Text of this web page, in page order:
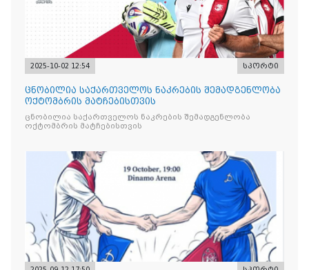
2025-10-02 12:54 სპორტი
ცნობილია საქართველოს ნაკრების შემადგენლობა
ოქტომბრის მატჩებისთვის
ცნობილია საქართველოს ნაკრების შემადგენლობა
ოქტომბრის მატჩებისთვის